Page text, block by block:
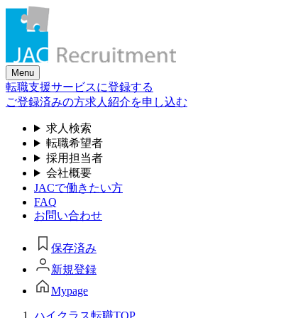
Skip
content
Menu
転職支援サービスに登録する
ご登録済みの方求人紹介を申し込む
求人検索
転職希望者
採用担当者
会社概要
JACで働きたい方
FAQ
お問い合わせ
保存済み
新規登録
Mypage
ハイクラス転職TOP